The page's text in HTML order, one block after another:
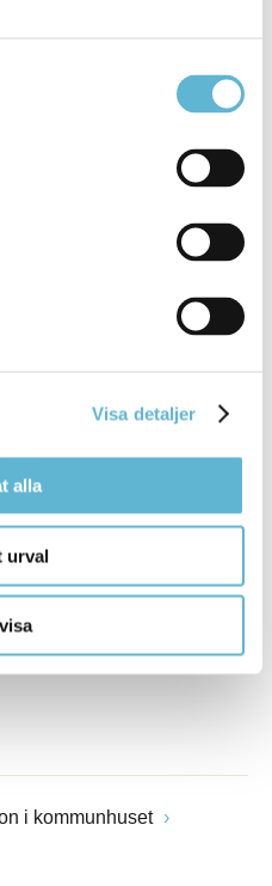
Visa detaljer
alla
urval
i kommunhuset